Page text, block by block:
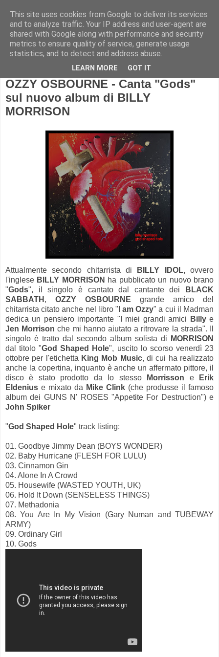
OZZY OSBOURNE - Canta "Gods"
sul nuovo album di BILLY
MORRISON
Attualmente secondo chitarrista di BILLY IDOL,ovvero
l'inglese BILLY MORRISON ha pubblicato un nuovo brano
"Gods", il singolo è cantato dal cantante dei
BLACK
SABBATH , OZZY OSBOURNE grande amico del
chitarrista citato anche nel libro " I am Ozzy" a cui il Madman
dedica un pensiero importante "I miei grandi amici
Billye
Jen Morrison che mi hanno aiutato a ritrovare la strada". Il
singolo è tratto dal secondo album solista di
MORRISON
dal titolo "God Shaped Hole", uscito lo scorso venerdì 23
ottobre per l'etichetta King Mob Music, di cui ha realizzato
anche la copertina, inquanto è anche un affermato pittore, il
disco è stato prodotto da lo stesso
Morrisson e
Erik
Eldenius e mixato da Mike Clink (che produsse il famoso
album dei GUNS N' ROSES "Appetite For Destruction") e
John Spiker
"God Shaped Hole" track listing:
01. Goodbye Jimmy Dean (BOYS WONDER)
02. Baby Hurricane (FLESH FOR LULU)
03. Cinnamon Gin
04. Alone In A Crowd
05. Housewife (WASTED YOUTH, UK)
06. Hold It Down (SENSELESS THINGS)
07. Methadonia
08. You Are In My Vision (Gary Numan and TUBEWAY
ARMY)
09. Ordinary Girl
10. Gods
This site uses cookies from Google to deliver its services
and to analyze traffic. Your IP address and user-agent are
shared with Google along with performance and security
metrics to ensure quality of service, generate usage
statistics, and to detect and address abuse.
LEARN MORE GOT IT